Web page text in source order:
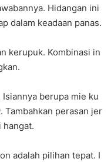
Hidangan ini
dalam keadaan panas.
kerupuk. Kombinasi in
berupa mie ku
. Tambahkan perasan jer
hangat.
adalah pilihan tepat. I